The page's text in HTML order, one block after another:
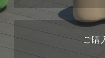
ご購